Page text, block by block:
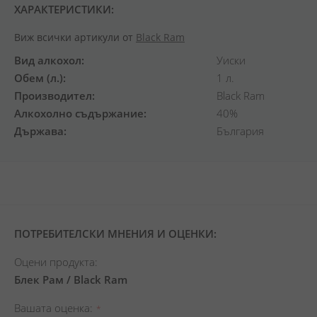
ХАРАКТЕРИСТИКИ:
Виж всички артикули от Black Ram
Вид алкохол
Уиски
Обем (л.)
1 л.
Производител
Black Ram
Алкохолно съдържание
40%
Държава
България
ПОТРЕБИТЕЛСКИ МНЕНИЯ И ОЦЕНКИ:
Оцени продукта:
Блек Рам / Black Ram
Вашата оценка